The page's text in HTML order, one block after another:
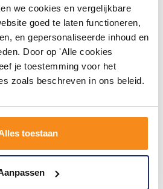
we cookies en vergelijkbare
goed te laten functioneren,
en gepersonaliseerde inhoud en
Door op 'Alle cookies
je toestemming voor het
zoals beschreven in ons beleid.
toestaan